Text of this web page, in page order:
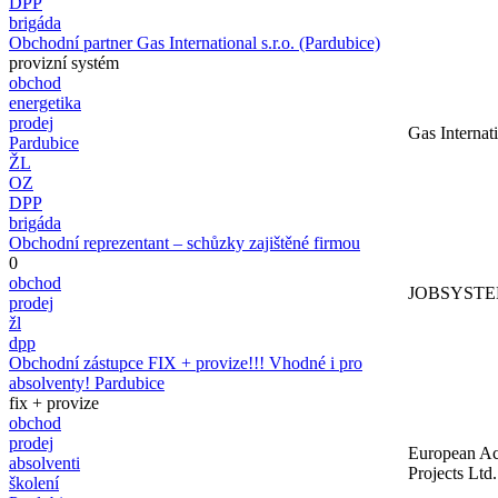
brigáda
Obchodní partner Gas International s.r.o. (Pardubice)
provizní systém
obchod
energetika
prodej
Pardubice
ŽL
OZ
DPP
brigáda
Gas
Obchodní reprezentant – schůzky zajištěné firmou
0
obchod
prodej
žl
dpp
Obchodní zástupce FIX + provize!!! Vhodné i pro
absolventy! Pardubice
fix + provize
obchod
prodej
absolventi
školení
European
Projects